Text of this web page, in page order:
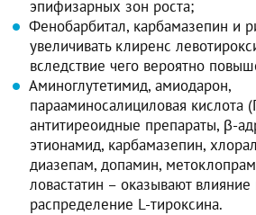
эпифизарных зон роста;
Фенобарбитал, карбамазепин и
увеличивать клиренс
вследствие чего вероятно
Аминоглутетимид, амиодарон,
парааминосалициловая кислота
антитиреоидные препараты, β-
этионамид, карбамазепин,
диазепам, допамин,
ловастатин – оказывают
распределение L-тироксина.